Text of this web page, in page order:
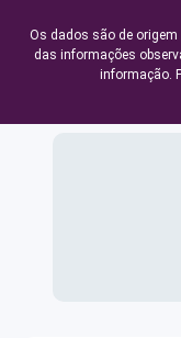
Os dados são de
das informações
informação.